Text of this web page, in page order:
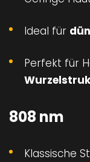
Ideal für
Perfekt für
808 nm
Klassische